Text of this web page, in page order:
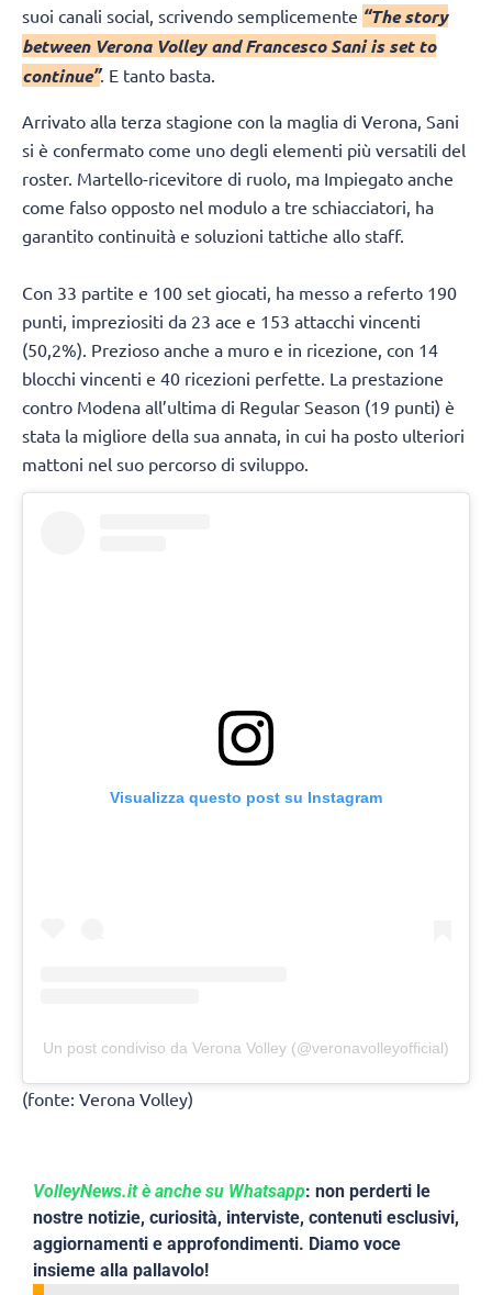
suoi canali social, scrivendo semplicemente “The story
between Verona Volley and Francesco Sani is set to
continue”. E tanto basta.
Arrivato alla terza stagione con la maglia di Verona, Sani
si è confermato come uno degli elementi più versatili del
roster. Martello-ricevitore di ruolo, ma Impiegato anche
come falso opposto nel modulo a tre schiacciatori, ha
garantito continuità e soluzioni tattiche allo staff.
Con 33 partite e 100 set giocati, ha messo a referto 190
punti, impreziositi da 23 ace e 153 attacchi vincenti
(50,2%). Prezioso anche a muro e in ricezione, con 14
blocchi vincenti e 40 ricezioni perfette. La prestazione
contro Modena all’ultima di Regular Season (19 punti) è
stata la migliore della sua annata, in cui ha posto ulteriori
mattoni nel suo percorso di sviluppo.
Visualizza questo post su Instagram
Un post condiviso da Verona Volley (@veronavolleyofficial)
(fonte: Verona Volley)
VolleyNews.it è anche su Whatsapp: non perderti le
nostre notizie, curiosità, interviste, contenuti esclusivi,
aggiornamenti e approfondimenti. Diamo voce
insieme alla pallavolo!